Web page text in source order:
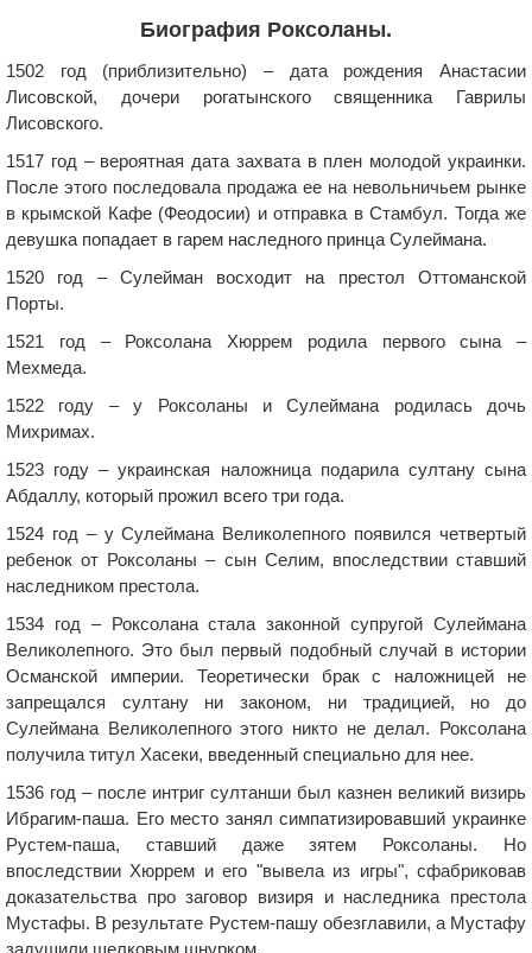
Биография Роксоланы.
1502 год (приблизительно) – дата рождения Анастасии
Лисовской, дочери рогатынского священника Гаврилы
Лисовского.
1517 год – вероятная дата захвата в плен молодой украинки.
После этого последовала продажа ее на невольничьем рынке
в крымской Кафе (Феодосии) и отправка в Стамбул. Тогда же
девушка попадает в гарем наследного принца Сулеймана.
1520 год – Сулейман восходит на престол Оттоманской
Порты.
1521 год – Роксолана Хюррем родила первого сына –
Мехмеда.
1522 году – у Роксоланы и Сулеймана родилась дочь
Михримах.
1523 году – украинская наложница подарила султану сына
Абдаллу, который прожил всего три года.
1524 год – у Сулеймана Великолепного появился четвертый
ребенок от Роксоланы – сын Селим, впоследствии ставший
наследником престола.
1534 год – Роксолана стала законной супругой Сулеймана
Великолепного. Это был первый подобный случай в истории
Османской империи. Теоретически брак с наложницей не
запрещался султану ни законом, ни традицией, но до
Сулеймана Великолепного этого никто не делал. Роксолана
получила титул Хасеки, введенный специально для нее.
1536 год – после интриг султанши был казнен великий визирь
Ибрагим-паша. Его место занял симпатизировавший украинке
Рустем-паша, ставший даже зятем Роксоланы. Но
впоследствии Хюррем и его "вывела из игры", сфабриковав
доказательства про заговор визиря и наследника престола
Мустафы. В результате Рустем-пашу обезглавили, а Мустафу
задушили шелковым шнурком.